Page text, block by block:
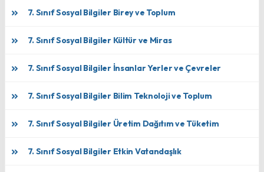
7. Sınıf Sosyal Bilgiler Birey ve Toplum
7. Sınıf Sosyal Bilgiler Kültür ve Miras
7. Sınıf Sosyal Bilgiler İnsanlar Yerler ve Çevreler
7. Sınıf Sosyal Bilgiler Bilim Teknoloji ve Toplum
7. Sınıf Sosyal Bilgiler Üretim Dağıtım ve Tüketim
7. Sınıf Sosyal Bilgiler Etkin Vatandaşlık